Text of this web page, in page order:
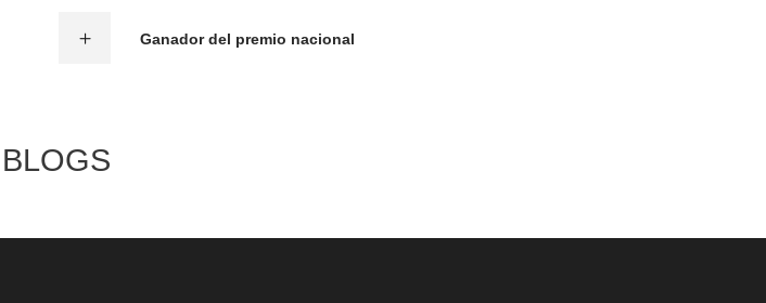
Ganador del premio nacional
BLOGS